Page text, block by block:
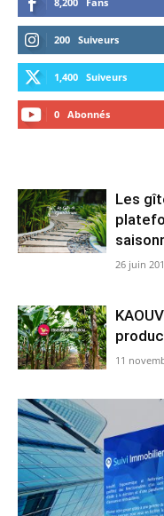
200 Suiveurs
1,400 Suiveurs
0 Abonnés
Les
26 juin
11